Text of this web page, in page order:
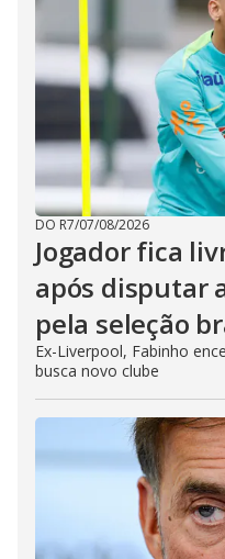
DO R7/07/08/2026
Jogador fica
após disputar
pela seleção
Ex-Liverpool, Fabinho
busca novo clube